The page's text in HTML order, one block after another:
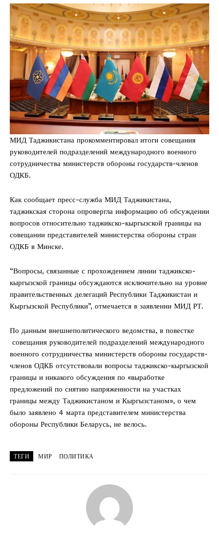
МИД Таджикистана прокомментировал итоги совещания
руководителей подразделений международного военного
сотрудничества министерств обороны государств-членов
ОДКБ.
Как сообщает пресс-служба МИД Таджикистана,
таджикская сторона опровергла информацию об обсуждении
вопросов относительно таджикско-кыргызской границы на
совещании представителей министерства обороны стран
ОДКБ в Минске.
“Вопросы, связанные с прохождением линии таджикско-
кыргызской границы обсуждаются исключительно на уровне
правительственных делегаций Республики Таджикистан и
Кыргызской Республики”, отмечается в заявлении МИД РТ.
По данным внешнеполитического ведомства, в повестке
совещания руководителей подразделений международного
военного сотрудничества министерств обороны государств-
членов ОДКБ отсутствовали вопросы таджикско-кыргызской
границы и никакого обсуждения по «выработке
предложений по снятию напряженности на участках
границы между Таджикистаном и Кыргызстаном», о чем
было заявлено 4 марта представителем министерства
обороны Республики Беларусь, не велось.
ТЕГИ МИР ПОЛИТИКА